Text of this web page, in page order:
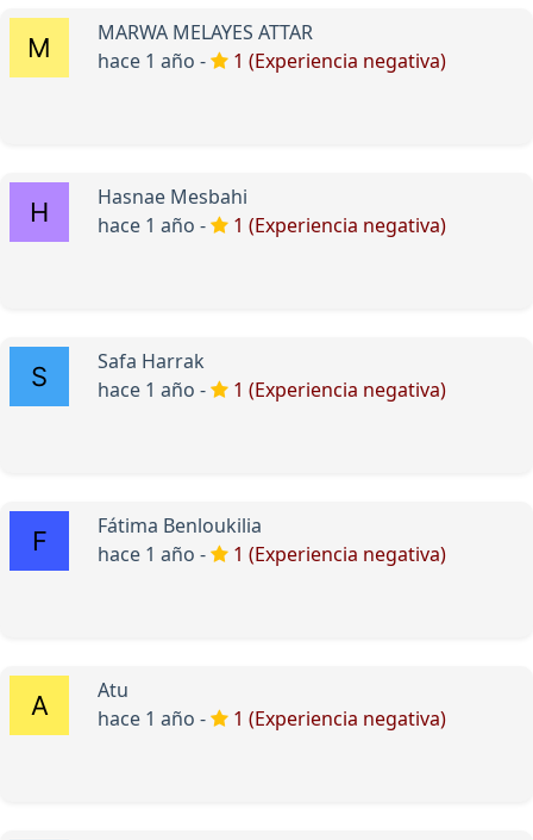
MARWA MELAYES ATTAR
hace 1 año -
1 (Experiencia negativa)
Hasnae Mesbahi
hace 1 año -
1 (Experiencia negativa)
Safa Harrak
hace 1 año -
1 (Experiencia negativa)
Fátima Benloukilia
hace 1 año -
1 (Experiencia negativa)
Atu
hace 1 año -
1 (Experiencia negativa)